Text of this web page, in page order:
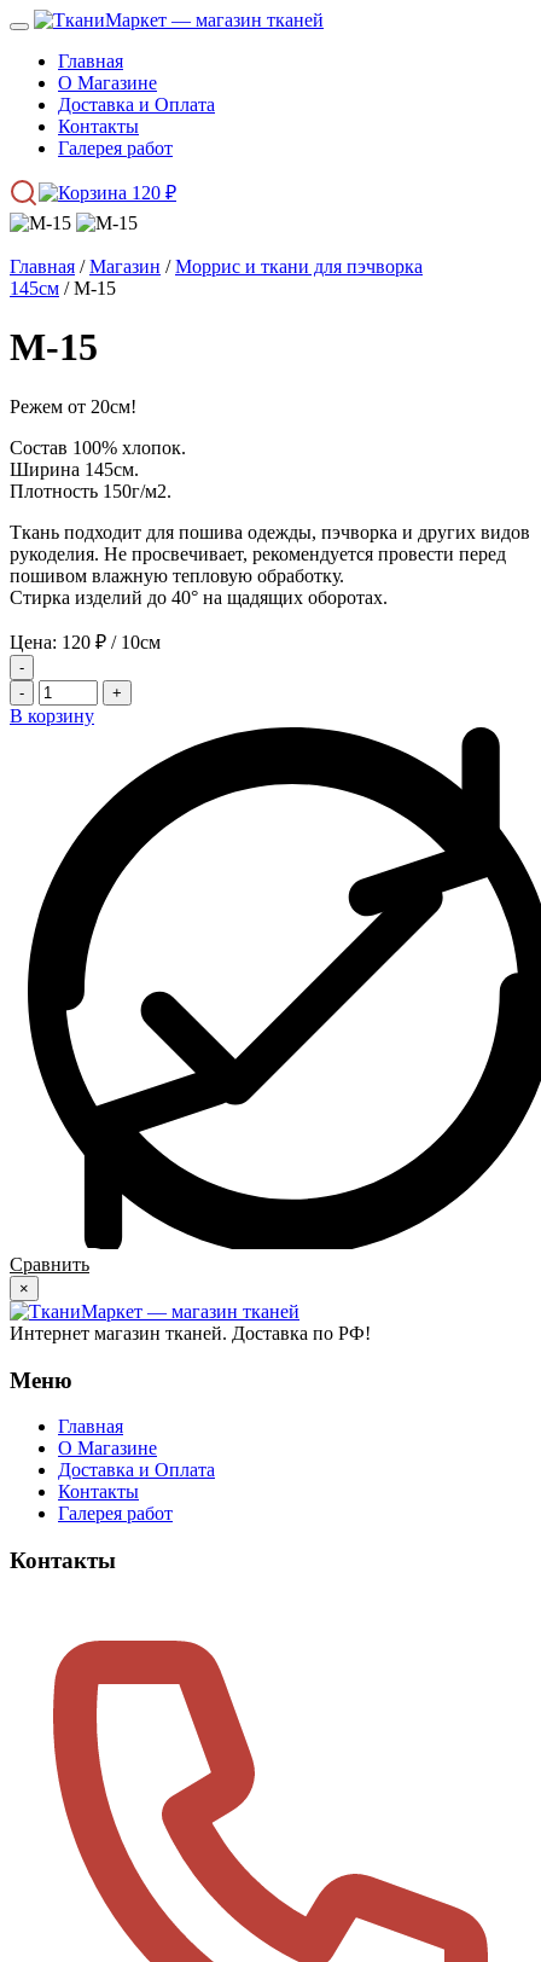
Главная
О Магазине
Доставка и Оплата
Контакты
Галерея работ
120 ₽
Главная /Магазин /Моррис и ткани для пэчворка
145см / М-15
М-15
Режем от 20см!
Состав 100% хлопок.
Ширина 145см.
Плотность 150г/м2.
Ткань подходит для пошива одежды, пэчворка и других видов
рукоделия. Не просвечивает, рекомендуется провести перед
пошивом влажную тепловую обработку.
Стирка изделий до 40° на щадящих оборотах.
Цена: 120 ₽ / 10см
-
-
+
В корзину
Сравнить
×
Интернет магазин тканей. Доставка по РФ!
Меню
Главная
О Магазине
Доставка и Оплата
Контакты
Галерея работ
Контакты